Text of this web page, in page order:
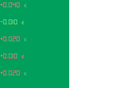
+0.040 €
-0.010 €
+0.020 €
+0.010 €
+0.020 €